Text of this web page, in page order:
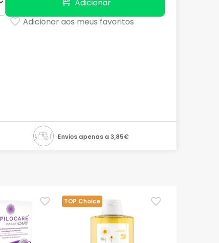
Adicionar
Adicionar aos meus favoritos
Envios apenas a 3,85€
TOP Choice